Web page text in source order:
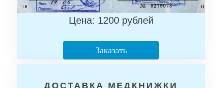
Цена: 1200 рублей
Заказать
ДОСТАВКА МЕДКНИЖКИ